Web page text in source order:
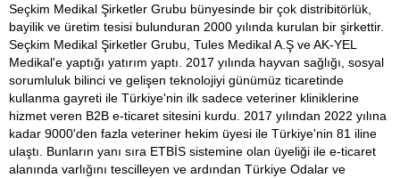
Seçkim Medikal Şirketler Grubu bünyesinde bir çok distribitörlük,
bayilik ve üretim tesisi bulunduran 2000 yılında kurulan bir şirkettir.
Seçkim Medikal Şirketler Grubu, Tules Medikal A.Ş ve AK-YEL
Medikal'e yaptığı yatırım yaptı. 2017 yılında hayvan sağlığı, sosyal
sorumluluk bilinci ve gelişen teknolojiyi günümüz ticaretinde
kullanma gayreti ile Türkiye'nin ilk sadece veteriner kliniklerine
hizmet veren B2B e-ticaret sitesini kurdu. 2017 yılından 2022 yılına
kadar 9000'den fazla veteriner hekim üyesi ile Türkiye'nin 81 iline
ulaştı. Bunların yanı sıra ETBİS sistemine olan üyeliği ile e-ticaret
alanında varlığını tescilleyen ve ardından Türkiye Odalar ve